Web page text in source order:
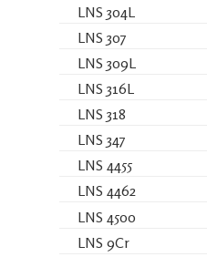
LNS 304L
LNS 307
LNS 309L
LNS 316L
LNS 318
LNS 347
LNS 4455
LNS 4462
LNS 4500
LNS 9Cr